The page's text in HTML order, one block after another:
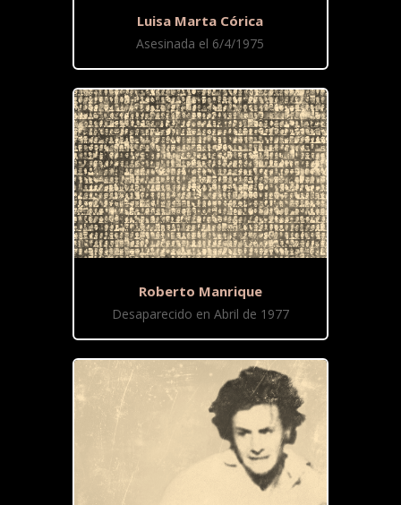
Luisa Marta Córica
Asesinada el 6/4/1975
Roberto Manrique
Desaparecido en Abril de 1977